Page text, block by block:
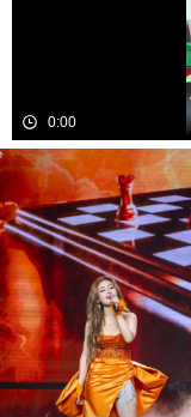
0:00